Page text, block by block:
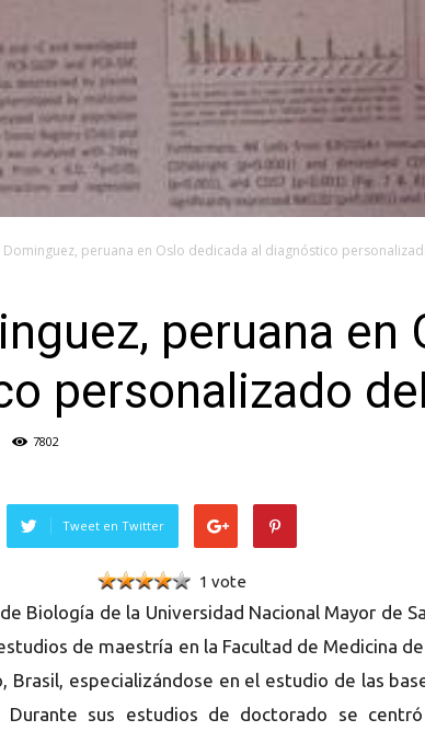
Dominguez, peruana en Oslo dedicada al diagnóstico
peruana en
personalizado
7802
Tweet en Twitter
1 vote
Biología de la Universidad Nacional Mayor de
de maestría en la Facultad de Medicina
Brasil, especializándose en el estudio de las
Durante sus estudios de doctorado se